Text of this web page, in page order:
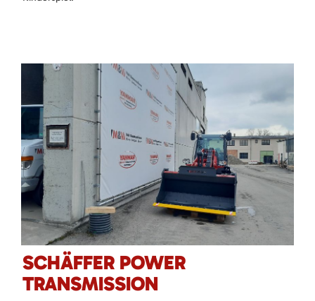
SCHÄFFER POWER
TRANSMISSION